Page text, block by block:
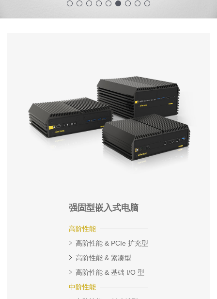
强固型嵌入式电脑
高阶性能
高阶性能 & PCIe 扩充型
高阶性能 & 紧凑型
高阶性能 & 基础 I/O 型
中阶性能